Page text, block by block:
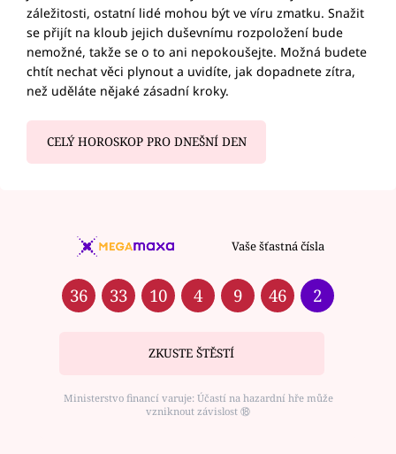
záležitosti, ostatní lidé mohou být ve víru zmatku. Snažit
se přijít na kloub jejich duševnímu rozpoložení bude
nemožné, takže se o to ani nepokoušejte. Možná budete
chtít nechat věci plynout a uvidíte, jak dopadnete zítra,
než uděláte nějaké zásadní kroky.
CELÝ HOROSKOP PRO DNEŠNÍ DEN
Vaše šťastná čísla
36 33 10 4 9 46 2
ZKUSTE ŠTĚSTÍ
Ministerstvo financí varuje: Účastí na hazardní hře může
vzniknout závislost ⑱